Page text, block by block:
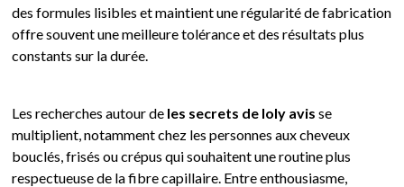
des formules lisibles et maintient une régularité de fabrication
offre souvent une meilleure tolérance et des résultats plus
constants sur la durée.
Les recherches autour de les secrets de loly avis se
multiplient, notamment chez les personnes aux cheveux
bouclés, frisés ou crépus qui souhaitent une routine plus
respectueuse de la fibre capillaire. Entre enthousiasme,